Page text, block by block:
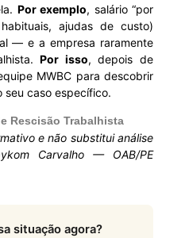
Por exemplo, salário “por
ajudas de custo)
— e a empresa raramente
Por isso, depois de
MWBC para descobrir
seu caso específico.
Rescisão Trabalhista
e não substitui análise
Carvalho — OAB/PE
situação agora?